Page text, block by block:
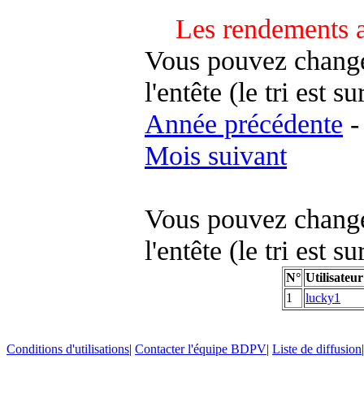
Les rendements
Vous pouvez
l'entête (le tri est
Année précédente -
Mois suivant
Vous pouvez
l'entête (le tri est
N° Utilisateur
1
lucky1
Conditions d'utilisations| Contacter l'équipe BDPV| Liste de diffusion